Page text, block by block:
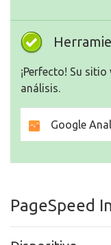
¡Perfecto! Su
análisis.
Google
PageSpeed